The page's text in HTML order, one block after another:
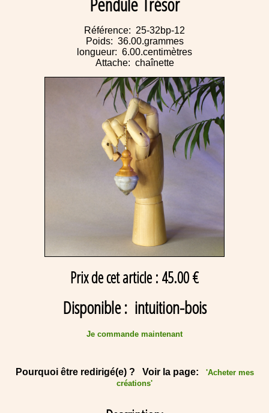
Référence: 25-32bp-12
Poids: 36.00.grammes
longueur: 6.00.centimètres
Attache: chaînette
Prix de cet article : 45.00 €
Disponible : intuition-bois
Je commande maintenant
Pourquoi être redirigé(e) ? Voir la page: 'Acheter mes
créations'